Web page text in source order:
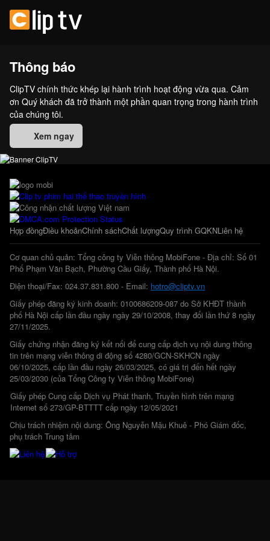
Thông báo
ClipTV chính thức khép lại hành trình hoạt động vừa qua. Cảm
ơn Quý khách đã trở thành một phần quan trọng trong hành trình
của chúng tôi.
Xem ngay
Hợp đồngĐiều khoảnChính sáchChất lượngQuy trình GQKNLiên hệ
Cơ quan chủ quản: Tổng công ty Viễn thông MobiFone - Địa chỉ: Số 01
Phố Phạm Văn Bạch, Phường Cầu Giấy, Thành phố Hà Nội.
Điện thoại/Fax: 024.37.831.800 - Email: hotro@cliptv.vn
Giấy phép đăng ký kinh doanh: 0100686209-087 do Sở KHĐT thành
phố Hà Nội cấp lần đầu ngày ngày 29/10/2008, thay đổi lần thứ 8 ngày
27/11/2025.
Giấy chứng nhận đăng ký kết nối để cung cấp dịch vụ nội dung thông
tin trên mạng viễn thông di động số 4280/GCN-SKHCN ngày
06/10/2025, cấp lần đầu ngày 26/03/2025, có giá trị đến hết ngày
25/03/2030 (của Tổng Công ty Viễn thông MobiFone)
Giấy phép Cung cấp Dịch vụ Phát thanh, Truyền hình trên mạng
Internet số 273/GP-BTTTT cấp ngày 12/05/2021
Chịu trách nhiệm nội dung: Ông Nguyễn Mậu Khuê - Phó Giám đốc,
phụ trách Trung tâm